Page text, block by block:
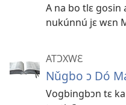
A na bo tlɛ gosin
nukúnnú jɛ wɛn
ATƆXWƐ
Nǔgbo ɔ Dó
Vogbingbɔn tɛ